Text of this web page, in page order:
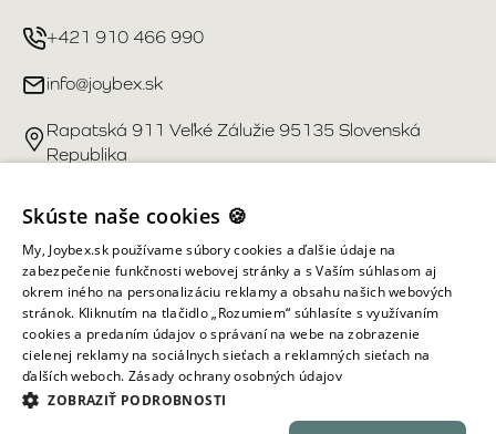
+421 910 466 990
info@joybex.sk
Rapatská 911 Veľké Zálužie 95135 Slovenská
Republika
Užitočné odkazy
Účet
Informácie obchodu
Všetky práva vyhradené ©
Skúste naše cookies 🍪
My, Joybex.sk používame súbory cookies a ďalšie údaje na
zabezpečenie funkčnosti webovej stránky a s Vaším súhlasom aj
okrem iného na personalizáciu reklamy a obsahu našich webových
stránok. Kliknutím na tlačidlo „Rozumiem“ súhlasíte s využívaním
cookies a predaním údajov o správaní na webe na zobrazenie
cielenej reklamy na sociálnych sieťach a reklamných sieťach na
ďalších weboch. Zásady ochrany osobných údajov
ZOBRAZIŤ PODROBNOSTI